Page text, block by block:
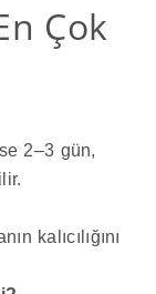
Çok
2–3 gün,
kalıcılığını